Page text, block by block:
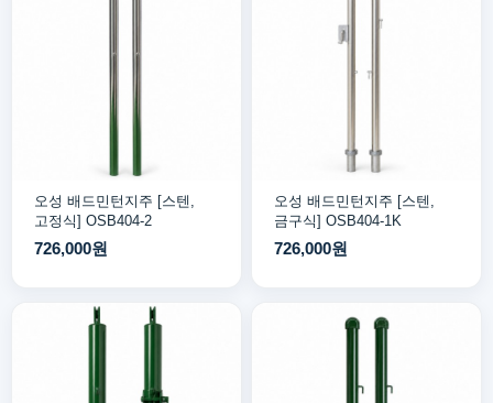
오성 배드민턴지주 [스텐,
고정식] OSB404-2
726,000원
오성 배드민턴지주 [스텐,
금구식] OSB404-1K
726,000원